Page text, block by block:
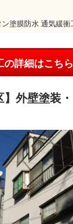
塗膜防水 通気緩衝
の詳細はこち
】外壁塗装